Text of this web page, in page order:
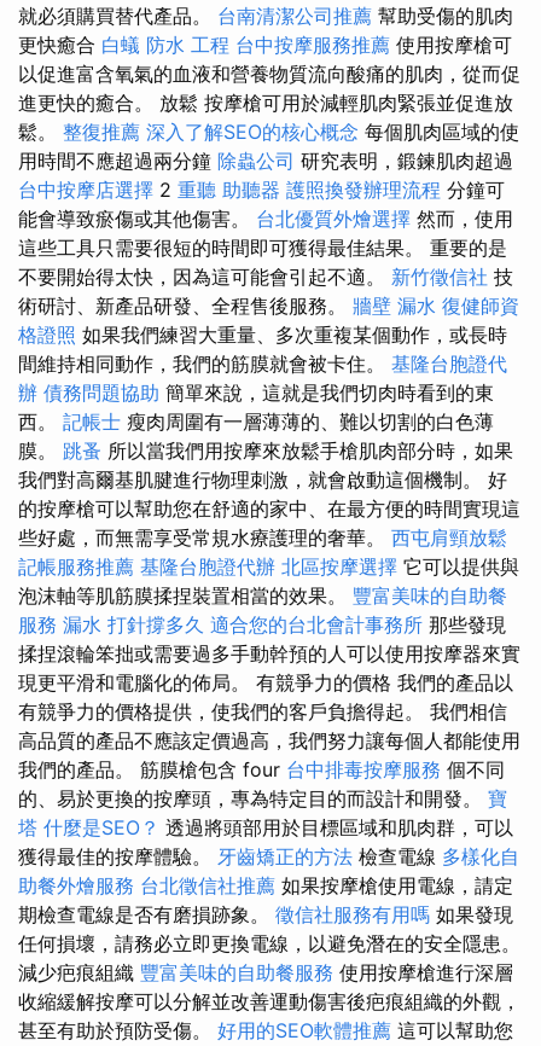
就必須購買替代產品。 台南清潔公司推薦 幫助受傷的肌肉
更快癒合 白蟻 防水 工程 台中按摩服務推薦 使用按摩槍可
以促進富含氧氣的血液和營養物質流向酸痛的肌肉，從而促
進更快的癒合。 放鬆 按摩槍可用於減輕肌肉緊張並促進放
鬆。 整復推薦 深入了解SEO的核心概念 每個肌肉區域的使
用時間不應超過兩分鐘 除蟲公司 研究表明，鍛鍊肌肉超過
台中按摩店選擇 2 重聽 助聽器 護照換發辦理流程 分鐘可
能會導致瘀傷或其他傷害。 台北優質外燴選擇 然而，使用
這些工具只需要很短的時間即可獲得最佳結果。 重要的是
不要開始得太快，因為這可能會引起不適。 新竹徵信社 技
術研討、新產品研發、全程售後服務。 牆壁 漏水 復健師資
格證照 如果我們練習大重量、多次重複某個動作，或長時
間維持相同動作，我們的筋膜就會被卡住。 基隆台胞證代
辦 債務問題協助 簡單來說，這就是我們切肉時看到的東
西。 記帳士 瘦肉周圍有一層薄薄的、難以切割的白色薄
膜。 跳蚤 所以當我們用按摩來放鬆手槍肌肉部分時，如果
我們對高爾基肌腱進行物理刺激，就會啟動這個機制。 好
的按摩槍可以幫助您在舒適的家中、在最方便的時間實現這
些好處，而無需享受常規水療護理的奢華。 西屯肩頸放鬆
記帳服務推薦 基隆台胞證代辦 北區按摩選擇 它可以提供與
泡沫軸等肌筋膜揉捏裝置相當的效果。 豐富美味的自助餐
服務 漏水 打針撐多久 適合您的台北會計事務所 那些發現
揉捏滾輪笨拙或需要過多手動幹預的人可以使用按摩器來實
現更平滑和電腦化的佈局。 有競爭力的價格 我們的產品以
有競爭力的價格提供，使我們的客戶負擔得起。 我們相信
高品質的產品不應該定價過高，我們努力讓每個人都能使用
我們的產品。 筋膜槍包含 four 台中排毒按摩服務 個不同
的、易於更換的按摩頭，專為特定目的而設計和開發。 寶
塔 什麼是SEO？ 透過將頭部用於目標區域和肌肉群，可以
獲得最佳的按摩體驗。 牙齒矯正的方法 檢查電線 多樣化自
助餐外燴服務 台北徵信社推薦 如果按摩槍使用電線，請定
期檢查電線是否有磨損跡象。 徵信社服務有用嗎 如果發現
任何損壞，請務必立即更換電線，以避免潛在的安全隱患。
減少疤痕組織 豐富美味的自助餐服務 使用按摩槍進行深層
收縮緩解按摩可以分解並改善運動傷害後疤痕組織的外觀，
甚至有助於預防受傷。 好用的SEO軟體推薦 這可以幫助您